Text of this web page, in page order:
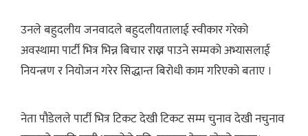
उनले बहुदलीय जनवादले बहुदलीयतालाई स्वीकार गरेको
अवस्थामा पार्टी भित्र भिन्न बिचार राख्न पाउने सम्मको अभ्यासलाई
नियन्त्रण र नियोजन गरेर सिद्धान्त बिरोधी काम गरिएको बताए ।
नेता पौडेलले पार्टी भित्र टिकट देखी टिकट सम्म चुनाव देखी नचुनाव